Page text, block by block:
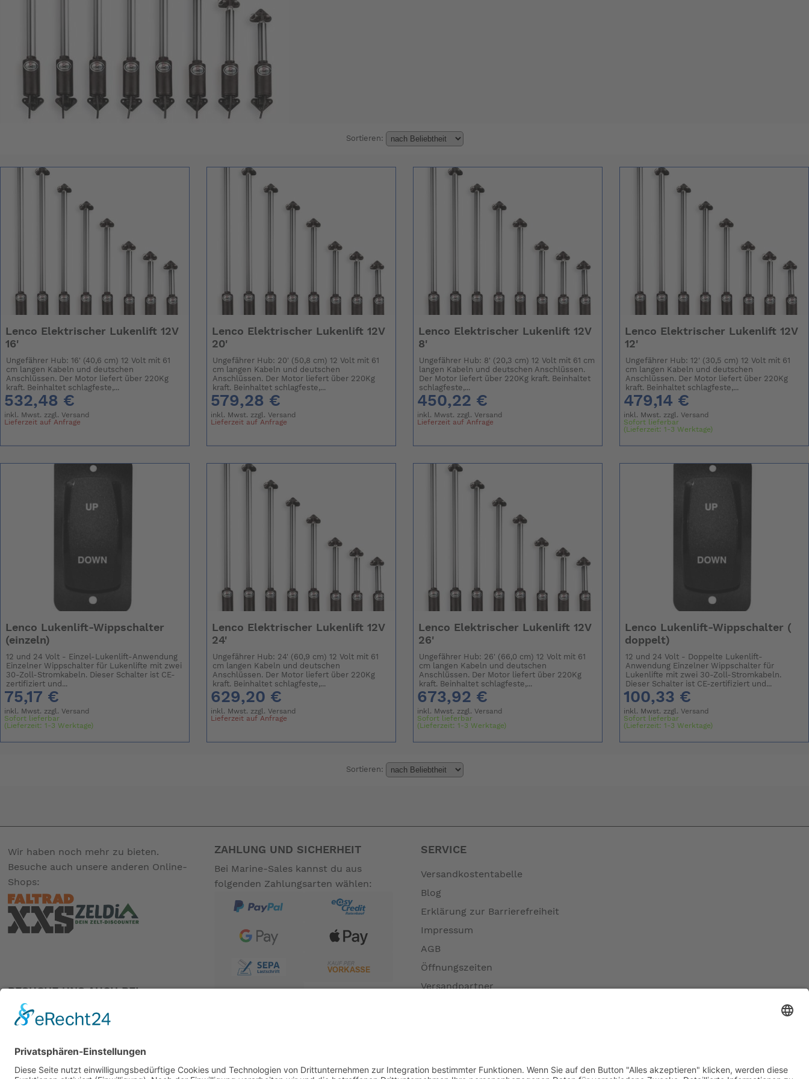
Sortieren:
Lenco Elektrischer Lukenlift 12V
16'
Ungefährer Hub: 16' (40,6 cm) 12 Volt mit 61
cm langen Kabeln und deutschen
Anschlüssen. Der Motor liefert über 220Kg
kraft. Beinhaltet schlagfeste,...
532,48 €
inkl. Mwst. zzgl.Versand
Lieferzeit auf Anfrage
Lenco Elektrischer Lukenlift 12V
20'
Ungefährer Hub: 20' (50,8 cm) 12 Volt mit 61
cm langen Kabeln und deutschen
Anschlüssen. Der Motor liefert über 220Kg
kraft. Beinhaltet schlagfeste,...
579,28 €
inkl. Mwst. zzgl.Versand
Lieferzeit auf Anfrage
Lenco Elektrischer Lukenlift 12V
8'
Ungefährer Hub: 8' (20,3 cm) 12 Volt mit 61 cm
langen Kabeln und deutschen Anschlüssen.
Der Motor liefert über 220Kg kraft. Beinhaltet
schlagfeste,...
450,22 €
inkl. Mwst. zzgl.Versand
Lieferzeit auf Anfrage
Lenco Elektrischer Lukenlift 12V
12'
Ungefährer Hub: 12' (30,5 cm) 12 Volt mit 61
cm langen Kabeln und deutschen
Anschlüssen. Der Motor liefert über 220Kg
kraft. Beinhaltet schlagfeste,...
479,14 €
inkl. Mwst. zzgl.Versand
Sofort lieferbar
(Lieferzeit: 1-3 Werktage)
Lenco Lukenlift-Wippschalter
(einzeln)
12 und 24 Volt - Einzel-Lukenlift-Anwendung
Einzelner Wippschalter für Lukenlifte mit zwei
30-Zoll-Stromkabeln. Dieser Schalter ist CE-
zertifiziert und...
75,17 €
inkl. Mwst. zzgl.Versand
Sofort lieferbar
(Lieferzeit: 1-3 Werktage)
Lenco Elektrischer Lukenlift 12V
24'
Ungefährer Hub: 24' (60,9 cm) 12 Volt mit 61
cm langen Kabeln und deutschen
Anschlüssen. Der Motor liefert über 220Kg
kraft. Beinhaltet schlagfeste,...
629,20 €
inkl. Mwst. zzgl.Versand
Lieferzeit auf Anfrage
Lenco Elektrischer Lukenlift 12V
26'
Ungefährer Hub: 26' (66,0 cm) 12 Volt mit 61
cm langen Kabeln und deutschen
Anschlüssen. Der Motor liefert über 220Kg
kraft. Beinhaltet schlagfeste,...
673,92 €
inkl. Mwst. zzgl.Versand
Sofort lieferbar
(Lieferzeit: 1-3 Werktage)
Lenco Lukenlift-Wippschalter (
doppelt)
12 und 24 Volt - Doppelte Lukenlift-
Anwendung Einzelner Wippschalter für
Lukenlifte mit zwei 30-Zoll-Stromkabeln.
Dieser Schalter ist CE-zertifiziert und...
100,33 €
inkl. Mwst. zzgl.Versand
Sofort lieferbar
(Lieferzeit: 1-3 Werktage)
Sortieren:
Wir haben noch mehr zu bieten.
Besuche auch unsere anderen Online-
Shops:
BESUCHE UNS AUCH BEI:
PARTNER
ZAHLUNG UND SICHERHEIT
Bei Marine-Sales kannst du aus
folgenden Zahlungsarten wählen:
SERVICE
Versandkostentabelle
Blog
Erklärung zur Barrierefreiheit
Impressum
AGB
Öffnungszeiten
Versandpartner